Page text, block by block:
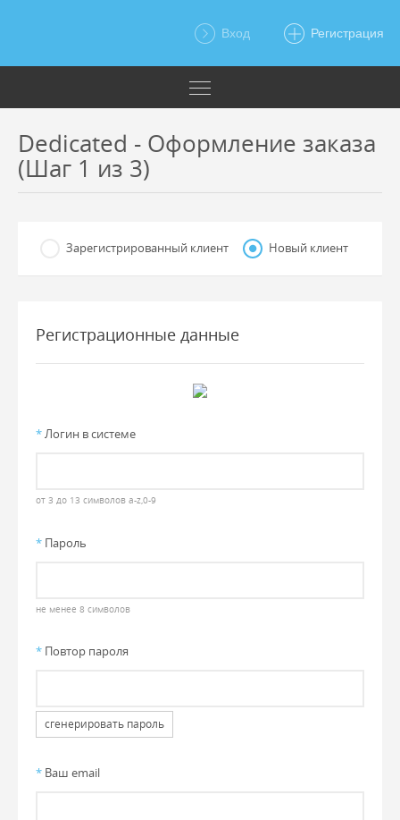
Вход Регистрация
Dedicated - Оформление заказа
(Шаг 1 из 3)
Зарегистрированный клиент Новый клиент
Регистрационные данные
*Логин в системе
от 3 до 13 символов a-z,0-9
* Пароль
не менее 8 символов
* Повтор пароля
сгенерировать пароль
* Ваш email